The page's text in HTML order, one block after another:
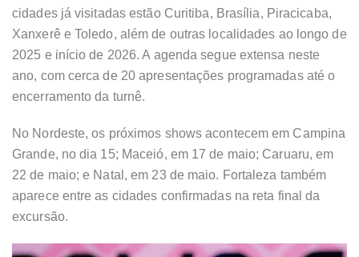
cidades já visitadas estão Curitiba, Brasília, Piracicaba,
Xanxerê e Toledo, além de outras localidades ao longo de
2025 e início de 2026. A agenda segue extensa neste
ano, com cerca de 20 apresentações programadas até o
encerramento da turnê.
No Nordeste, os próximos shows acontecem em Campina
Grande, no dia 15; Maceió, em 17 de maio; Caruaru, em
22 de maio; e Natal, em 23 de maio. Fortaleza também
aparece entre as cidades confirmadas na reta final da
excursão.